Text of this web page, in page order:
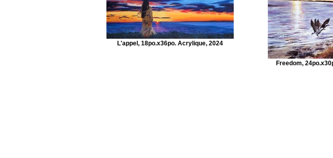
L'appel, 18po.x36po. Acrylique, 2024
Freedom,